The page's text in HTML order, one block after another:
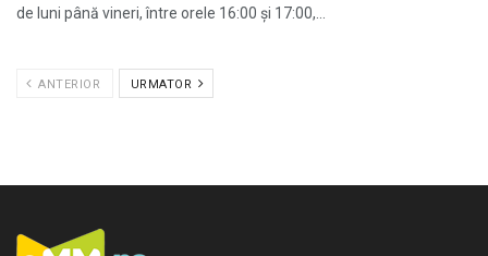
de luni până vineri, între orele 16:00 și 17:00,...
ANTERIOR URMATOR